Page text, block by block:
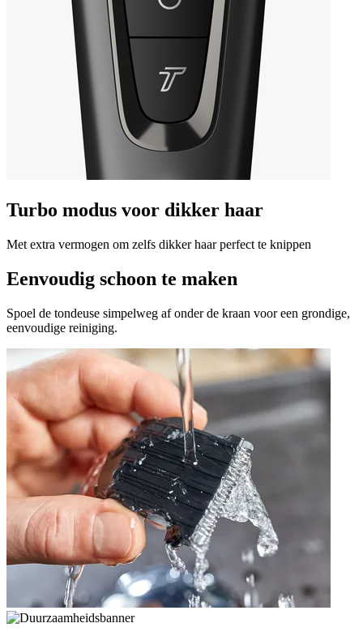
Turbo modus voor dikker haar
Met extra vermogen om zelfs dikker haar perfect te knippen
Eenvoudig schoon te maken
Spoel de tondeuse simpelweg af onder de kraan voor een grondige,
eenvoudige reiniging.